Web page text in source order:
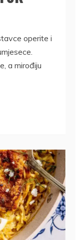
operite i
a mirođiju